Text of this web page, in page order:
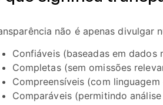
não é apenas divulgar
Confiáveis (baseadas em dados
Completas (sem omissões
Compreensíveis (com
Comparáveis (permitindo